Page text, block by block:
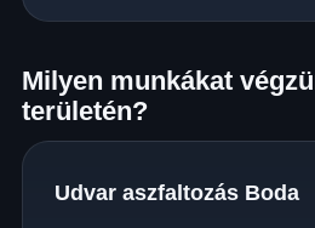
Milyen munkákat
területén?
Udvar aszfaltozás Boda